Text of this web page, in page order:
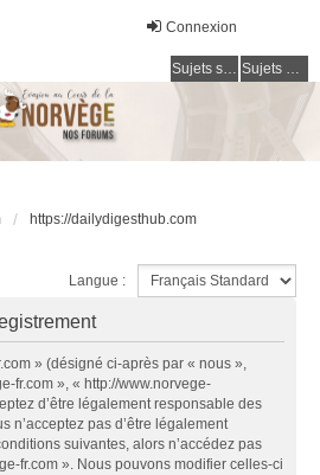
Connexion
Sujets sans réponse Sujets actifs
https://dailydigesthub.com
Langue :
» (désigné ci-après par « nous »,
fr.com », « http://www.norvege-
d’être légalement responsable des
n’acceptez pas d’être légalement
suivantes, alors n’accédez pas
fr.com ». Nous pouvons modifier celles-ci